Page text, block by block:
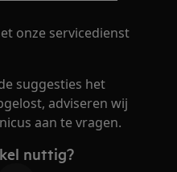
onze servicedienst
suggesties het
adviseren wij
aan te vragen.
nuttig?